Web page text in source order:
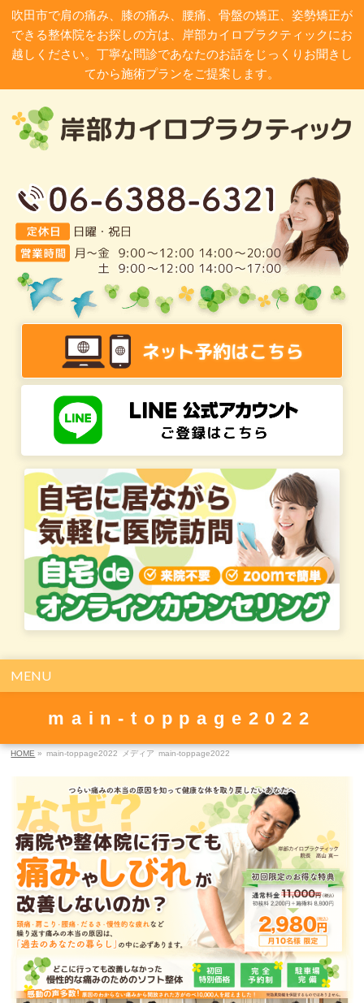
吹田市で肩の痛み、膝の痛み、腰痛、骨盤の矯正、姿勢矯正が
できる整体院をお探しの方は、岸部カイロプラクティックにお
越しください。丁寧な問診であなたのお話をじっくりお聞きし
てから施術プランをご提案します。
MENU
main-toppage2022
HOME » main-toppage2022 メディア main-toppage2022